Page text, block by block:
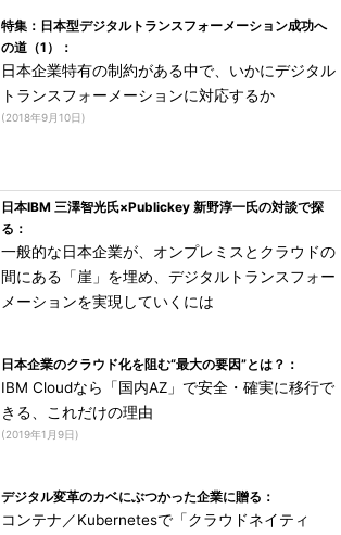
特集：日本型デジタルトランスフォーメーション成功へ
の道（1）：
日本企業特有の制約がある中で、いかにデジタル
トランスフォーメーションに対応するか
(2018年9月10日)
日本IBM 三澤智光氏×Publickey 新野淳一氏の対談で探
る：
一般的な日本企業が、オンプレミスとクラウドの
間にある「崖」を埋め、デジタルトランスフォー
メーションを実現していくには
日本企業のクラウド化を阻む“最大の要因”とは？：
IBM Cloudなら「国内AZ」で安全・確実に移行で
きる、これだけの理由
(2019年1月9日)
デジタル変革のカベにぶつかった企業に贈る：
コンテナ／Kubernetesで「クラウドネイティ